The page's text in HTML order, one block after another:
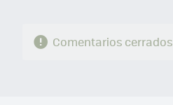
Comentarios cerrados